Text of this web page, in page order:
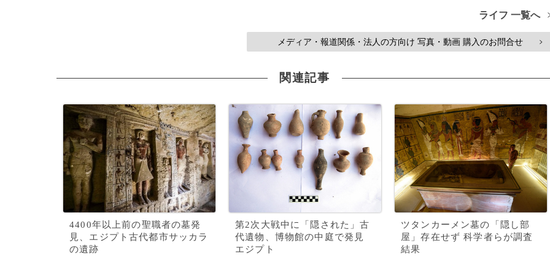
ライフ 一覧へ
メディア・報道関係・法人の方向け 写真・動画 購入のお問合せ >
関連記事
4400年以上前の聖職者の墓発
見、エジプト古代都市サッカラ
の遺跡
第2次大戦中に「隠された」古
代遺物、博物館の中庭で発見
エジプト
ツタンカーメン墓の「隠し部
屋」存在せず 科学者らが調査
結果